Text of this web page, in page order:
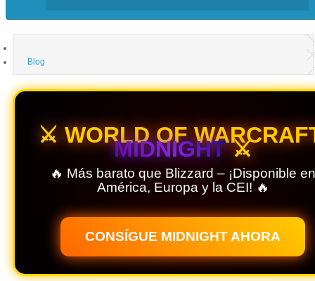
Blog
⚔️ WORLD OF
MIDNIGHT⚔️
🔥 Más barato que Blizzard – ¡Disponible en
América, Europa y la CEI! 🔥
CONSÍGUE MIDNIGHT AHORA